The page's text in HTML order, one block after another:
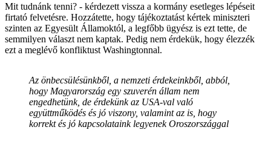
Mit tudnánk tenni? - kérdezett vissza a kormány esetleges lépéseit
firtató felvetésre. Hozzátette, hogy tájékoztatást kértek miniszteri
szinten az Egyesült Államoktól, a legfőbb ügyész is ezt tette, de
semmilyen választ nem kaptak. Pedig nem érdekük, hogy élezzék
ezt a meglévő konfliktust Washingtonnal.
Az önbecsülésünkből, a nemzeti érdekeinkből, abból,
hogy Magyarország egy szuverén állam nem
engedhetünk, de érdekünk az USA-val való
együttműködés és jó viszony, valamint az is, hogy
korrekt és jó kapcsolataink legyenek Oroszországgal